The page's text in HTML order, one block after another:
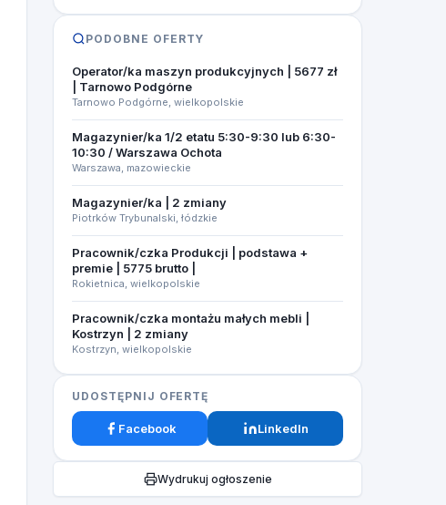
PODOBNE OFERTY
Operator/ka maszyn produkcyjnych | 5677 zł
| Tarnowo Podgórne
Tarnowo Podgórne, wielkopolskie
Magazynier/ka 1/2 etatu 5:30-9:30 lub 6:30-
10:30 / Warszawa Ochota
Warszawa, mazowieckie
Magazynier/ka | 2 zmiany
Piotrków Trybunalski, łódzkie
Pracownik/czka Produkcji | podstawa +
premie | 5775 brutto |
Rokietnica, wielkopolskie
Pracownik/czka montażu małych mebli |
Kostrzyn | 2 zmiany
Kostrzyn, wielkopolskie
UDOSTĘPNIJ OFERTĘ
Facebook LinkedIn
Wydrukuj ogłoszenie